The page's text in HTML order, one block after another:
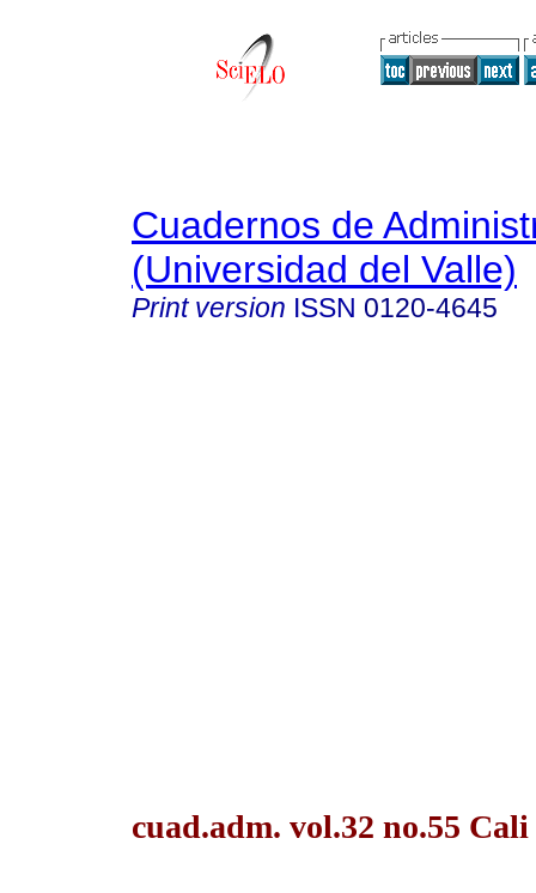
Cuadernos de
(Universidad del Valle)
Print version ISSN 0120-4645
cuad.adm. vol.32 no.55